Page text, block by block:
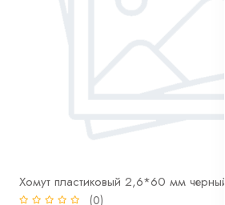
Хомут пластиковый 2,6*60 мм черный
(0)